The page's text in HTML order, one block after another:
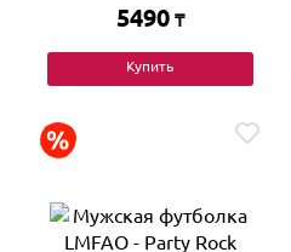
5490 ₸
Купить